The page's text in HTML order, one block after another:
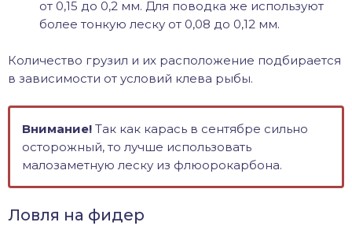
от 0,15 до 0,2 мм. Для поводка же используют
более тонкую леску от 0,08 до 0,12 мм.
Количество грузил и их расположение подбирается
в зависимости от условий клева рыбы.
Внимание! Так как карась в сентябре сильно
осторожный, то лучше использовать
малозаметную леску из флюорокарбона.
Ловля на фидер